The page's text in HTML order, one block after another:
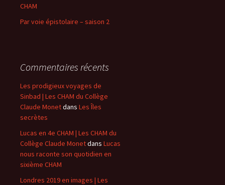
CHAM
Par voie épistolaire – saison 2
Commentaires récents
Les prodigieux voyages de
Sinbad | Les CHAM du Collège
Claude Monetdans Les Îles
secrètes
Lucas en 4e CHAM | Les CHAM du
Collège Claude Monetdans Lucas
nous raconte son quotidien en
sixième CHAM
Londres 2019 en images | Les